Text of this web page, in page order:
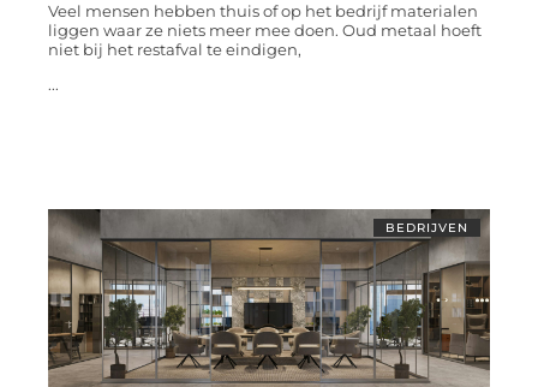
Veel mensen hebben thuis of op het bedrijf materialen
liggen waar ze niets meer mee doen. Oud metaal hoeft
niet bij het restafval te eindigen,
...
BEDRIJVEN